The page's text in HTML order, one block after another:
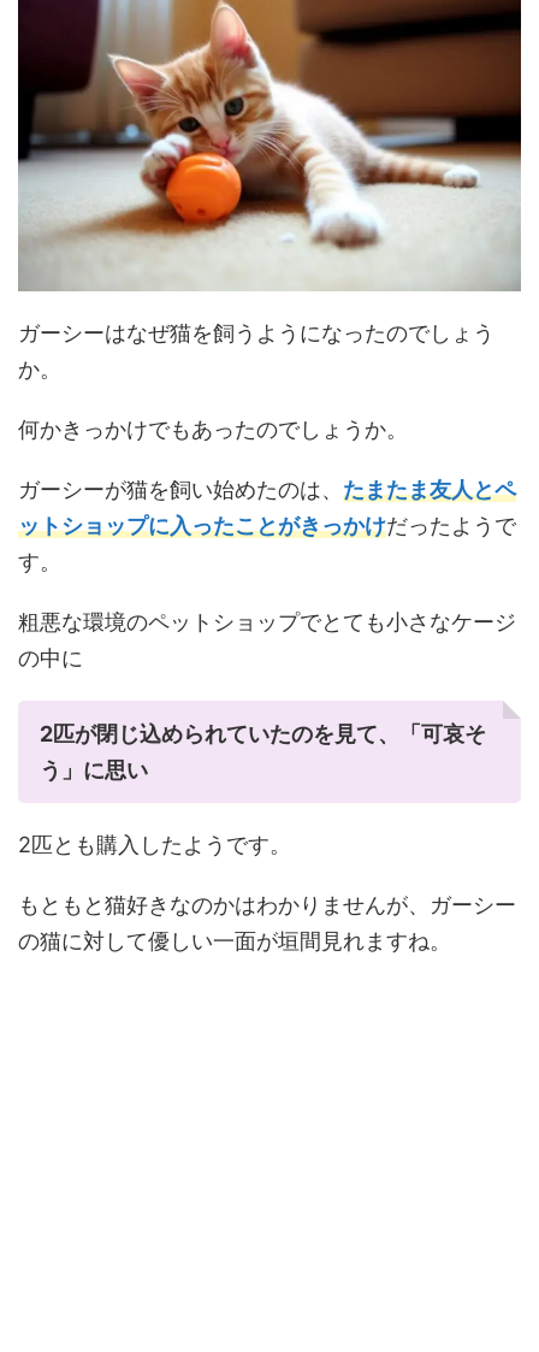
ガーシーはなぜ猫を飼うようになったのでしょう
か。
何かきっかけでもあったのでしょうか。
ガーシーが猫を飼い始めたのは、 たまたま友人とペ
ットショップに入ったことがきっかけだったようで
す。
粗悪な環境のペットショップでとても小さなケージ
の中に
2匹が閉じ込められていたのを見て、「可哀そ
う」に思い
2匹とも購入したようです。
もともと猫好きなのかはわかりませんが、ガーシー
の猫に対して優しい一面が垣間見れますね。